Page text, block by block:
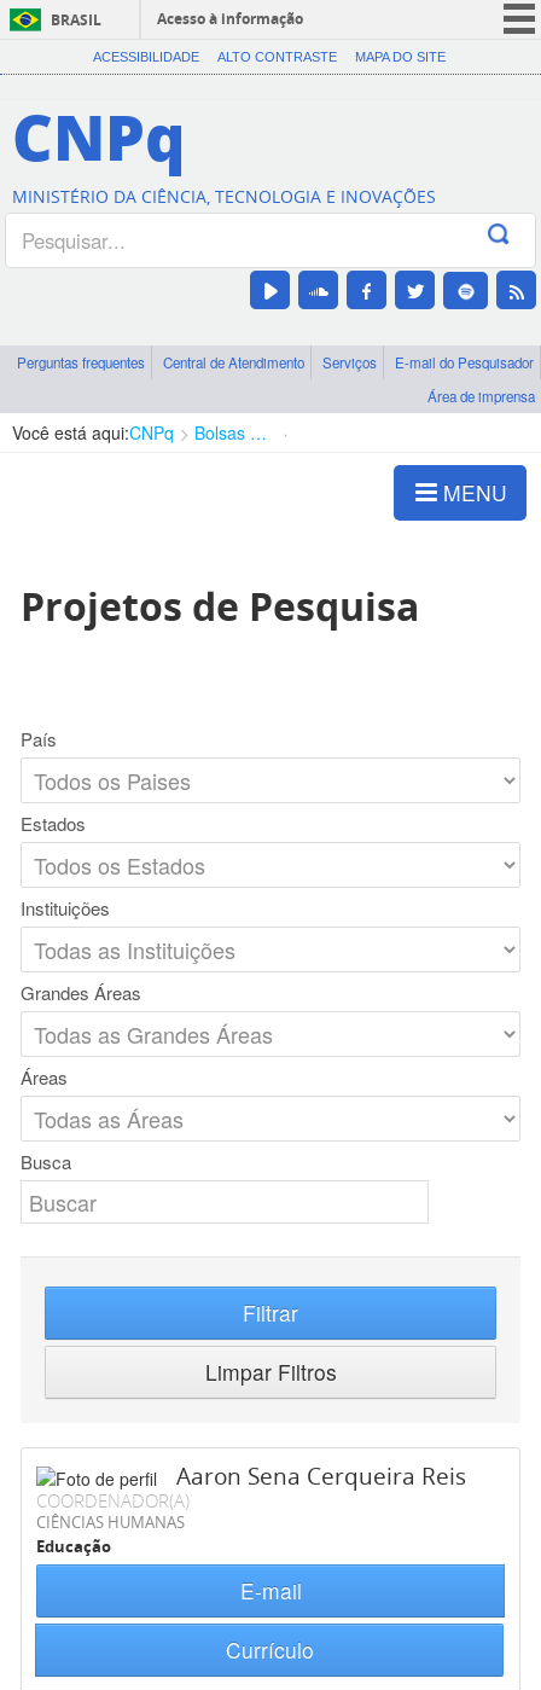
BRASIL
Acesso à informação
CORONAVÍRUS (COVID-19)
Canais
ACESSIBILIDADE ALTO CONTRASTE MAPA DO SITE
CNPq
MINISTÉRIO DA CIÊNCIA, TECNOLOGIA E INOVAÇÕES
Perguntas frequentes Central de Atendimento Serviços
E-mail do Pesquisador
Área de imprensa
Você está aqui:CNPq Bolsas e Auxílios Vigentes
MENU
Projetos de Pesquisa
País
Estados
Instituições
Grandes Áreas
Áreas
Busca
Filtrar
Limpar Filtros
Aaron Sena Cerqueira Reis
COORDENADOR(A)
CIÊNCIAS HUMANAS
Educação
E-mail
Currículo